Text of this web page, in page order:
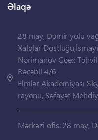
Əlaqə
28 may, Dəmir yolu
Xalqlar
Nərimanov Goex
Rəcəbli 4/6
Elmlər Akademiyası
rayonu, Şəfayət
Mərkəzi ofis: 28 may,